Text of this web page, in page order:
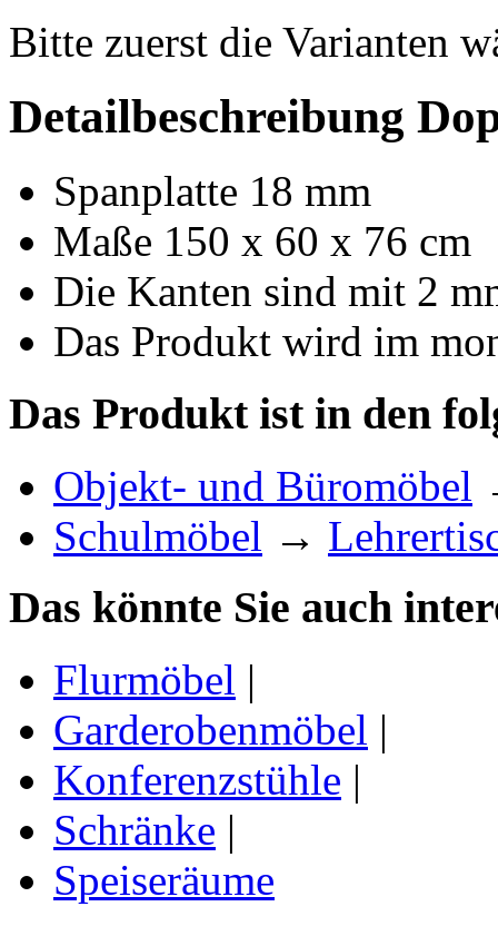
Bitte zuerst die Varianten
Detailbeschreibung
Spanplatte 18 mm
Maße 150 x 60 x 76 cm
Die Kanten sind mit 2
Das Produkt wird im
Das Produkt ist in den
Objekt- und Büromöbel
Schulmöbel →
Das könnte Sie auch
Flurmöbel |
Garderobenmöbel |
Konferenzstühle |
Schränke |
Speiseräume